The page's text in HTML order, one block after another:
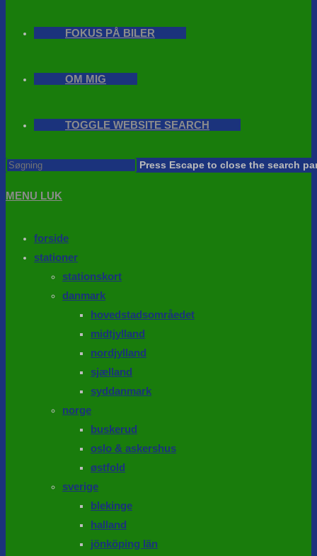
FOKUS PÅ BILER
OM MIG
TOGGLE WEBSITE SEARCH
Press Escape to close the search
MENU LUK
forside
stationer
stationskort
danmark
hovedstadsområedet
midtjylland
nordjylland
sjælland
syddanmark
norge
buskerud
oslo & askershus
østfold
sverige
blekinge
halland
jönköping län